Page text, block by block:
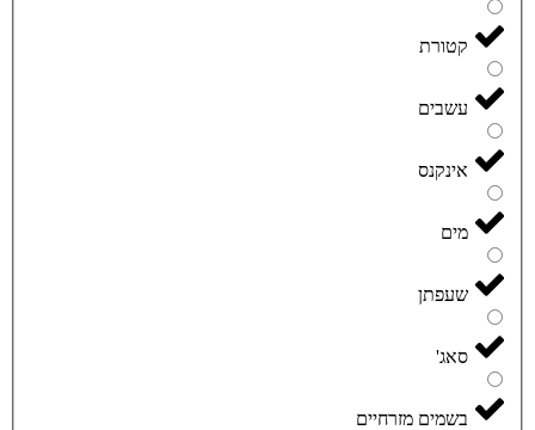
קטורת
עשבים
אינקנס
מים
שעפתן
סאג'
בשמים מזרחיים